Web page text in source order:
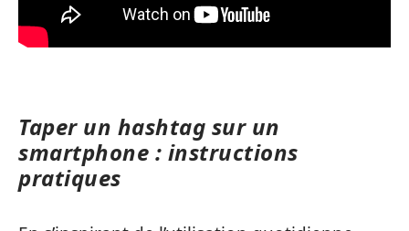
Taper un hashtag sur un
smartphone : instructions
pratiques